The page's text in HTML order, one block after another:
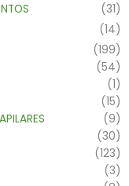
(31)
(14)
(199)
(54)
(1)
(15)
(9)
(30)
(123)
(3)